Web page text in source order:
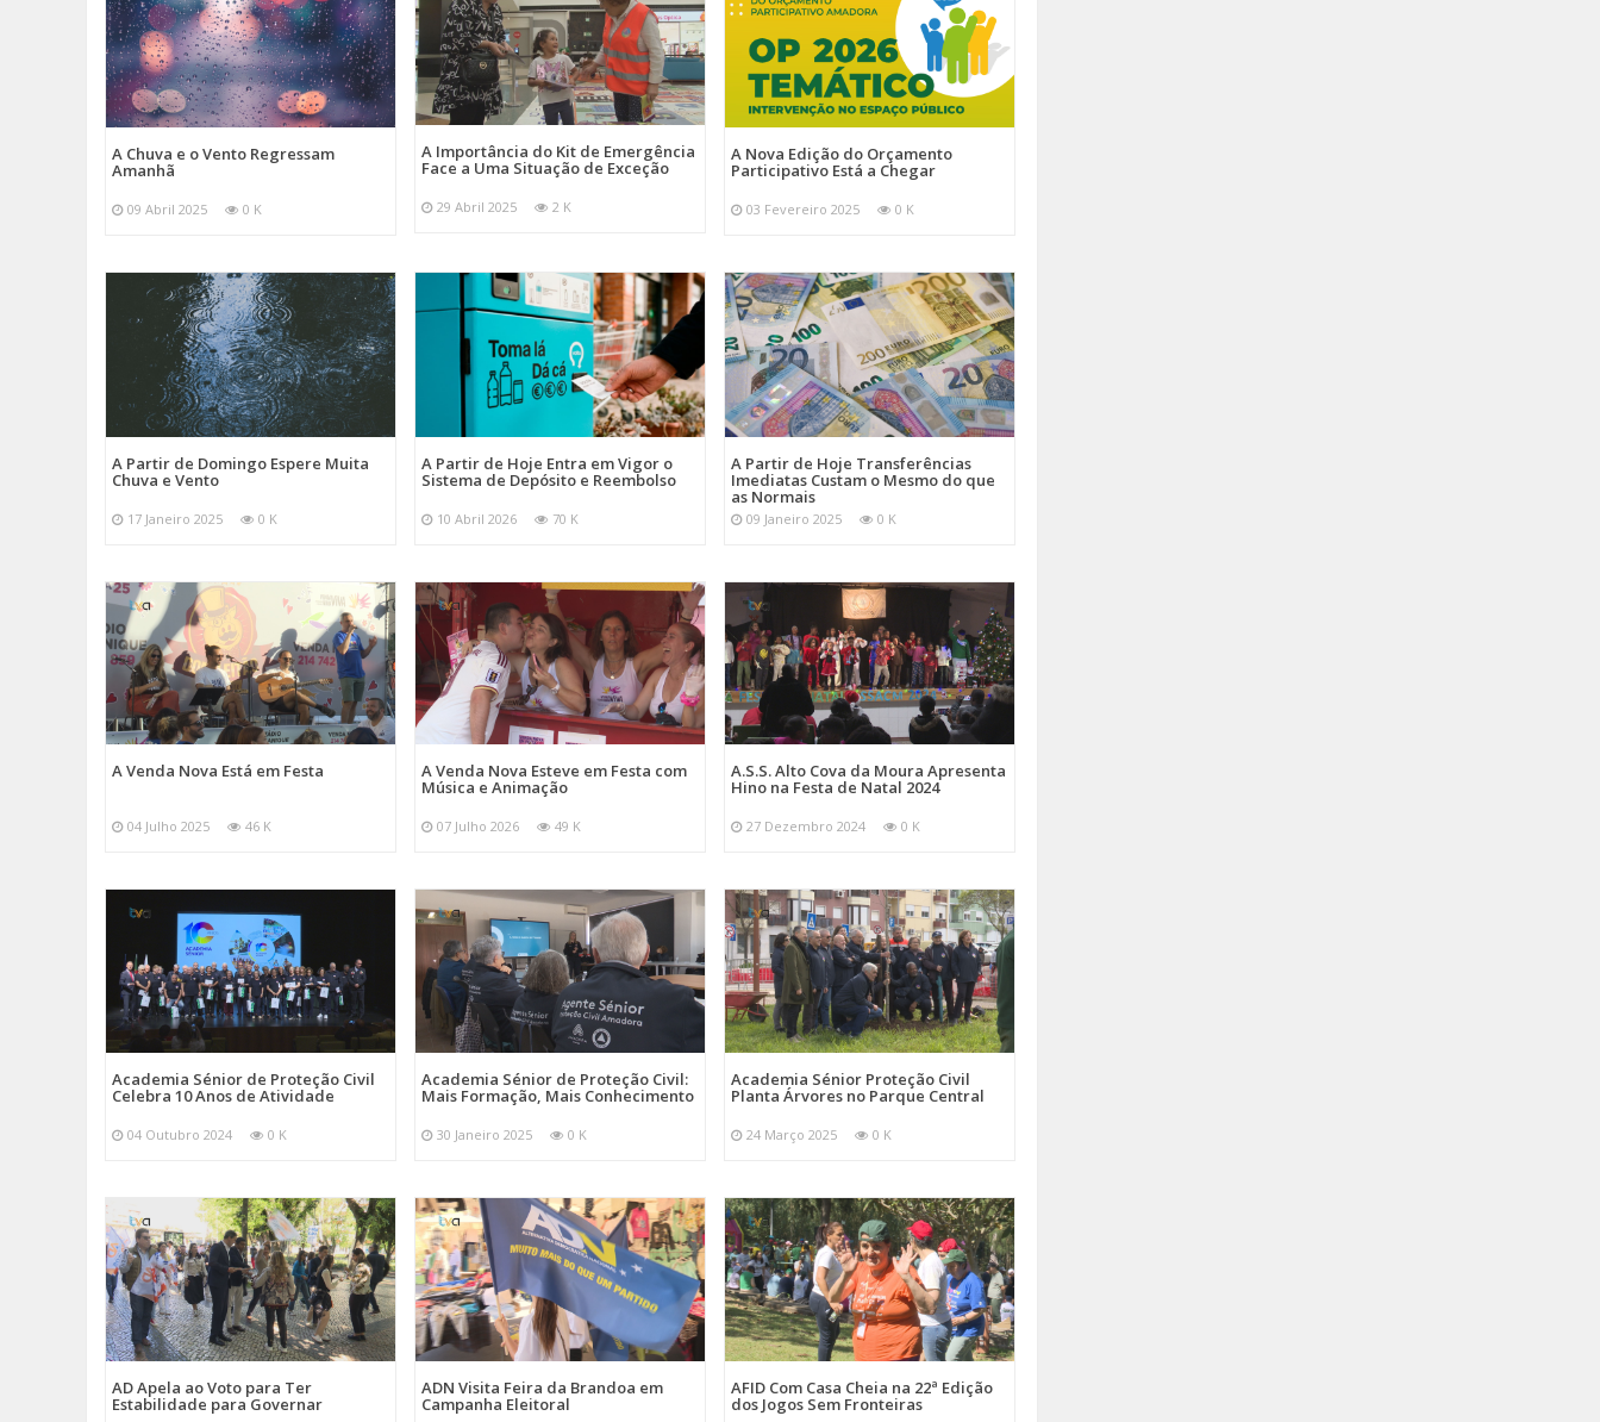
A Chuva e o Vento Regressam
Amanhã
09 Abril 2025 0 K
A Importância do Kit de Emergência
Face a Uma Situação de Exceção
29 Abril 2025 2 K
A Nova Edição do Orçamento
Participativo Está a Chegar
03 Fevereiro 2025 0 K
A Partir de Domingo Espere Muita
Chuva e Vento
17 Janeiro 2025 0 K
A Partir de Hoje Entra em Vigor o
Sistema de Depósito e Reembolso
10 Abril 2026 70 K
A Partir de Hoje Transferências
Imediatas Custam o Mesmo do que
as Normais
09 Janeiro 2025 0 K
A Venda Nova Está em Festa
04 Julho 2025 46 K
A Venda Nova Esteve em Festa com
Música e Animação
07 Julho 2026 49 K
A.S.S. Alto Cova da Moura Apresenta
Hino na Festa de Natal 2024
27 Dezembro 2024 0 K
Academia Sénior de Proteção Civil
Celebra 10 Anos de Atividade
04 Outubro 2024 0 K
Academia Sénior de Proteção Civil:
Mais Formação, Mais Conhecimento
30 Janeiro 2025 0 K
Academia Sénior Proteção Civil
Planta Árvores no Parque Central
24 Março 2025 0 K
AD Apela ao Voto para Ter
Estabilidade para Governar
ADN Visita Feira da Brandoa em
Campanha Eleitoral
AFID Com Casa Cheia na 22ª Edição
dos Jogos Sem Fronteiras